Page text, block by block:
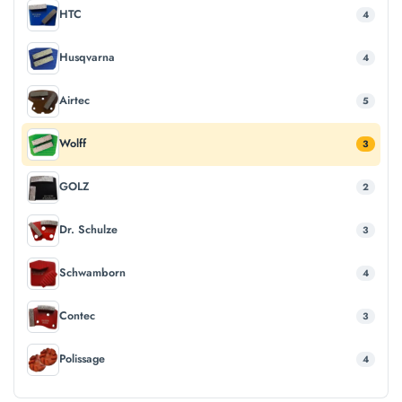
HTC 4
Husqvarna 4
Airtec 5
Wolff 3
GOLZ 2
Dr. Schulze 3
Schwamborn 4
Contec 3
Polissage 4